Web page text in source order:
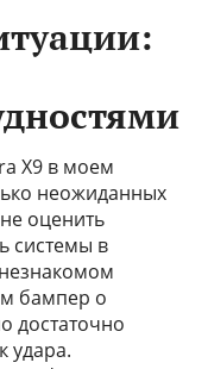
X9 в моем
неожиданных
оценить
системы в
бампер о
достаточно
удара.